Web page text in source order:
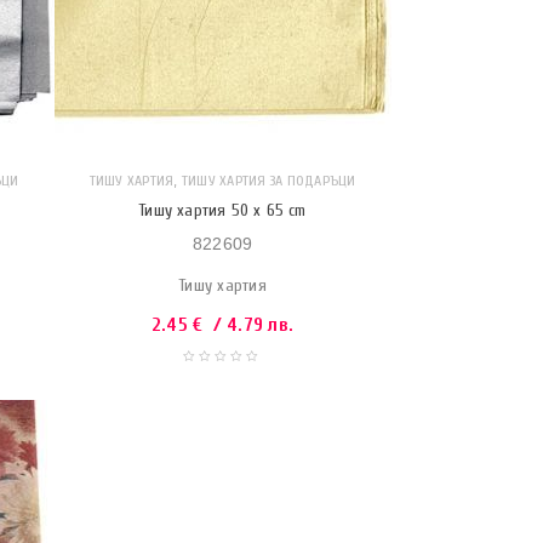
ТИШУ ХАРТИЯ, ТИШУ ХАРТИЯ ЗА ПОДАРЪЦИ
Тишу хартия 50 x 65 cm
822609
Тишу хартия
2.45€ / 4.79 лв.